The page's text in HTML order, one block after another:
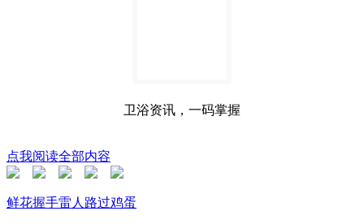
卫浴资讯，一码掌握
点我阅读全部内容
鲜花握手雷人 路过鸡蛋